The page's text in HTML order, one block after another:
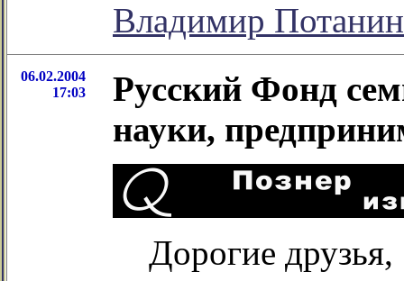
Владимир
06.02.2004
17:03
Русский Фонд
науки,
Дорогие друзья,